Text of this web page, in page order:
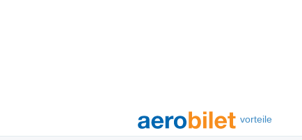
vorteile